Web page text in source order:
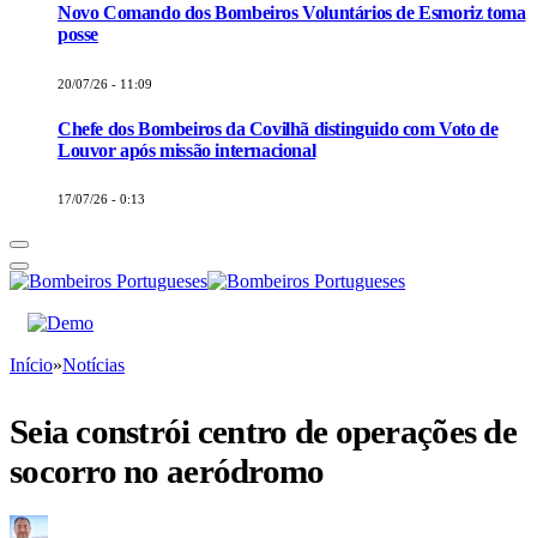
Novo Comando dos Bombeiros Voluntários de Esmoriz toma
posse
20/07/26 - 11:09
Chefe dos Bombeiros da Covilhã distinguido com Voto de
Louvor após missão internacional
17/07/26 - 0:13
Início»Notícias
Seia constrói centro de operações de
socorro no aeródromo